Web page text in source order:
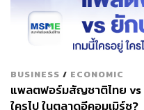
“LINE SHOPPING ต้องก
คุณขายของให้กับลูกค้าง่า
เชื่อมต่อไปยังโซลูชันต่างๆ
มากมาย สิ่งที่เราจะโฟกัสม
ลูกค้าของคุณไปบอกต่อในเ
BUSINESS / ECONOMIC
แพลตฟอร์มสัญชาติไทย vs
ใครไป ในตลาดอีคอมเมิร์ซ?